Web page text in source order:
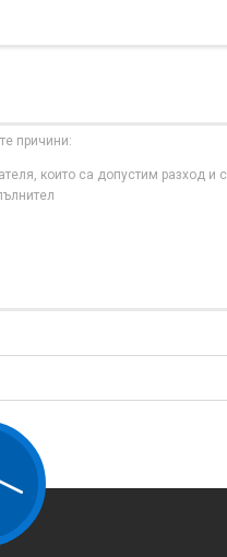
причини:
които са допустим разход и